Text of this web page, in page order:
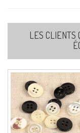
LES CLIENTS